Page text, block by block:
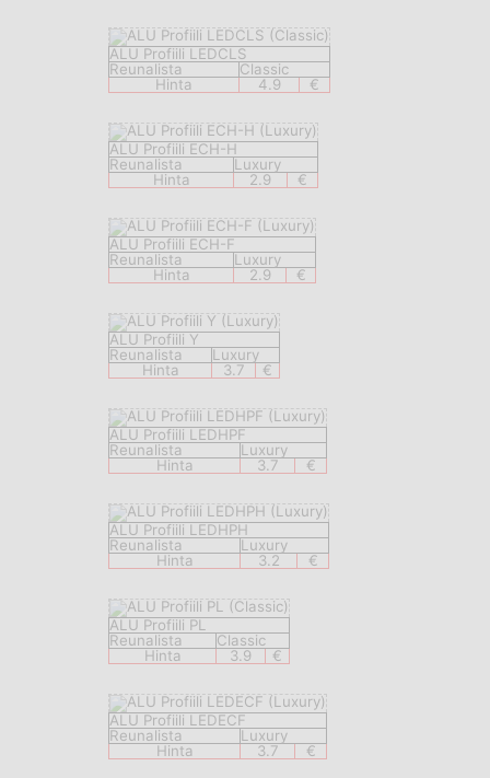
ALU Profiili LEDCLS
Reunalista
Classic
Hinta
4.9 €
ALU Profiili ECH-H
Reunalista
Luxury
Hinta
2.9 €
ALU Profiili ECH-F
Reunalista
Luxury
Hinta
2.9 €
ALU Profiili Y
Reunalista
Luxury
Hinta
3.7 €
ALU Profiili LEDHPF
Reunalista
Luxury
Hinta
3.7 €
ALU Profiili LEDHPH
Reunalista
Luxury
Hinta
3.2 €
ALU Profiili PL
Reunalista
Classic
Hinta
3.9 €
ALU Profiili LEDECF
Reunalista
Luxury
Hinta
3.7 €